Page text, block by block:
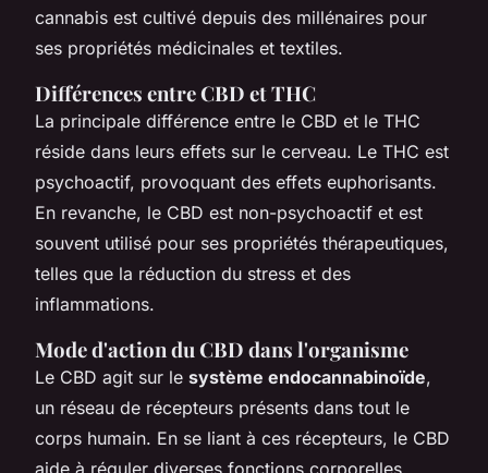
cannabis est cultivé depuis des millénaires pour
ses propriétés médicinales et textiles.
Différences entre CBD et THC
La principale différence entre le CBD et le THC
réside dans leurs effets sur le cerveau. Le THC est
psychoactif, provoquant des effets euphorisants.
En revanche, le CBD est non-psychoactif et est
souvent utilisé pour ses propriétés thérapeutiques,
telles que la réduction du stress et des
inflammations.
Mode d'action du CBD dans l'organisme
Le CBD agit sur le système endocannabinoïde,
un réseau de récepteurs présents dans tout le
corps humain. En se liant à ces récepteurs, le CBD
aide à réguler diverses fonctions corporelles,